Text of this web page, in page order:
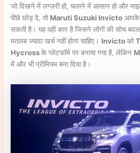
जो दिखने में लग्ज़री हो, चलाने में आसान हो और
पीछे छोड़ दे, तो Maruti Suzuki Invicto आपके
सकती है। यह वही कार है जिसने लोगों की सोच बदल
मतलब ज्यादा खर्च नहीं होना चाहिए। Invictoको
Hycrossके प्लेटफॉर्म पर बनाया गया है, लेकिन
में और भी प्रीमियम बना दिया है।